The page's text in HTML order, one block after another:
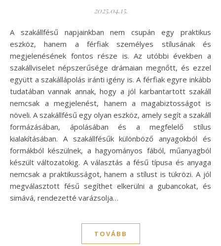
2025.04.15.
A szakállfésű napjainkban nem csupán egy praktikus
eszköz, hanem a férfiak személyes stílusának és
megjelenésének fontos része is. Az utóbbi években a
szakállviselet népszerűsége drámaian megnőtt, és ezzel
együtt a szakállápolás iránti igény is. A férfiak egyre inkább
tudatában vannak annak, hogy a jól karbantartott szakáll
nemcsak a megjelenést, hanem a magabiztosságot is
növeli. A szakállfésű egy olyan eszköz, amely segít a szakáll
formázásában, ápolásában és a megfelelő stílus
kialakításában. A szakállfésűk különböző anyagokból és
formákból készülnek, a hagyományos fából, műanyagból
készült változatokig. A választás a fésű típusa és anyaga
nemcsak a praktikusságot, hanem a stílust is tükrözi. A jól
megválasztott fésű segíthet elkerülni a gubancokat, és
simává, rendezetté varázsolja…
TOVÁBB